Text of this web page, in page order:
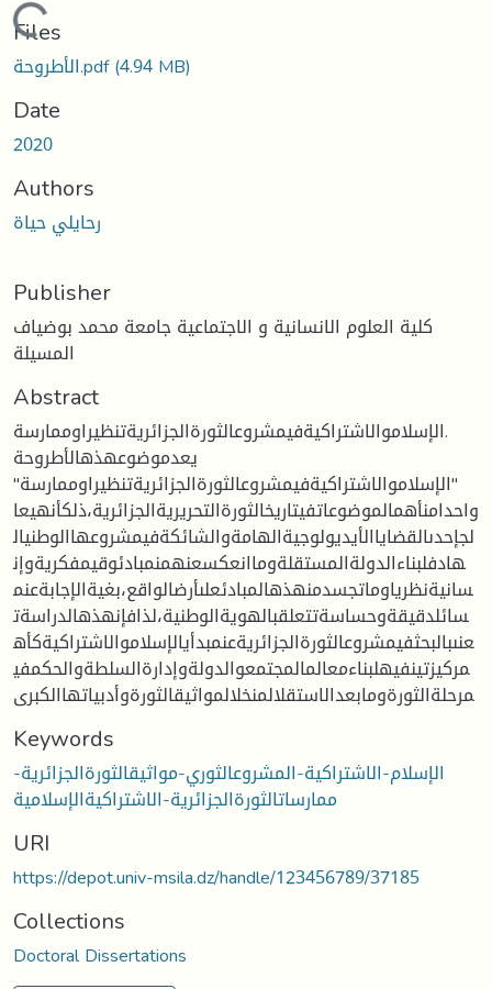
Loading...
Files
الأطروحة.pdf(4.94 MB)
Date
2020
Authors
رحايلي حياة
Publisher
كلية العلوم الانسانية و الاجتماعية جامعة محمد بوضياف
المسيلة
Abstract
الإسلاموالاشتراكيةفيمشروعالثورةالجزائريةتنظيراوممارسة.
يعدموضوعهذهالأطروحة
"الإسلاموالاشتراكيةفيمشروعالثورةالجزائريةتنظيراوممارسة"
واحدامنأهمالموضوعاتفيتاريخالثورةالتحريريةالجزائرية،ذلكأنهيعا
لجإحدىالقضاياالأيديولوجيةالهامةوالشائكةفيمشروعهاالوطنيال
هادفلبناءالدولةالمستقلةوماانعكسعنهمنمبادئوقيمفكريةوإن
سانيةنظرياوماتجسدمنهذهالمبادئعلىأرضالواقع،بغيةالإجابةعنم
سائلدقيقةوحساسةتتعلقبالهويةالوطنية،لذافإنهذهالدراسةت
عنىبالبحثفيمشروعالثورةالجزائريةعنمبدأيالإسلاموالاشتراكيةكأه
مركيزتينفيهلبناءمعالمالمجتمعوالدولةوإدارةالسلطةوالحكمفي
مرحلةالثورةومابعدالاستقلالمنخلالمواثيقالثورةوأدبياتهاالكبرى
Keywords
الإسلام-الاشتراكية-المشروعالثوري-مواثيقالثورةالجزائرية-
ممارساتالثورةالجزائرية-الاشتراكيةالإسلامية
URI
https://depot.univ-msila.dz/handle/123456789/37185
Collections
Doctoral Dissertations